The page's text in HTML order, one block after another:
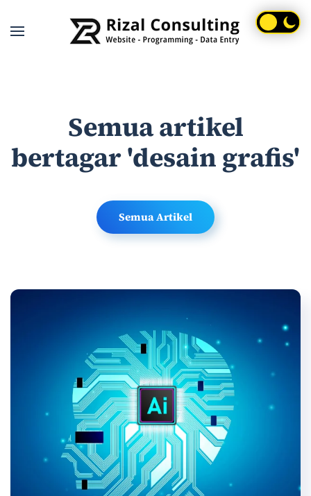
Skip to main content
Semua artikel
bertagar 'desain grafis'
Semua Artikel